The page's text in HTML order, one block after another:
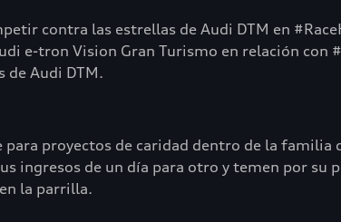
contra las estrellas de Audi DTM en
e-tron Vision Gran Turismo en relación con
de Audi DTM.
proyectos de caridad dentro de la
ingresos de un día para otro y temen por su
la parrilla.